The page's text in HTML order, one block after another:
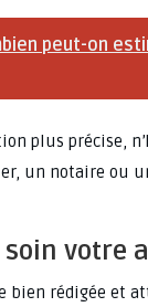
peut-on
plus précise,
un notaire ou
soin votre
bien rédigée et